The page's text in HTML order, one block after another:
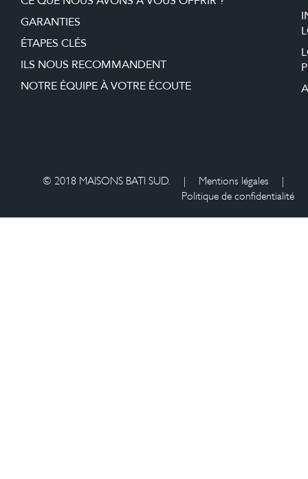
GARANTIES
ÉTAPES CLÉS
ILS NOUS RECOMMANDENT
NOTRE ÉQUIPE À VOTRE ÉCOUTE
© 2018 MAISONS BATI SUD. | Mentions légales
|
Politique de confidentialité